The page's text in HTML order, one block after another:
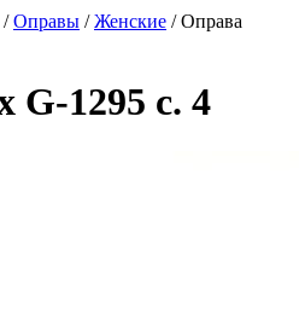
/Оправы /Женские / Оправа
G-1295 c. 4